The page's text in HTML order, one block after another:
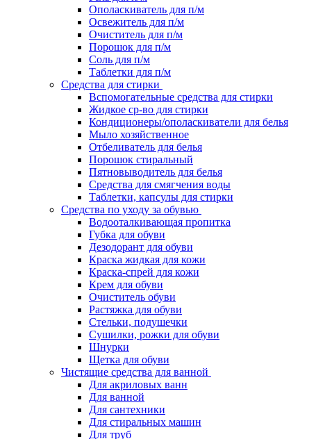
Ополаскиватель для п/м
Освежитель для п/м
Очиститель для п/м
Порошок для п/м
Соль для п/м
Таблетки для п/м
Средства для стирки
Вспомогательные средства для стирки
Жидкое ср-во для стирки
Кондиционеры/ополаскиватели для белья
Мыло хозяйственное
Отбеливатель для белья
Порошок стиральный
Пятновыводитель для белья
Средства для смягчения воды
Таблетки, капсулы для стирки
Средства по уходу за обувью
Водооталкивающая пропитка
Губка для обуви
Дезодорант для обуви
Краска жидкая для кожи
Краска-спрей для кожи
Крем для обуви
Очиститель обуви
Растяжка для обуви
Стельки, подушечки
Сушилки, рожки для обуви
Шнурки
Щетка для обуви
Чистящие средства для ванной
Для акриловых ванн
Для ванной
Для сантехники
Для стиральных машин
Для труб